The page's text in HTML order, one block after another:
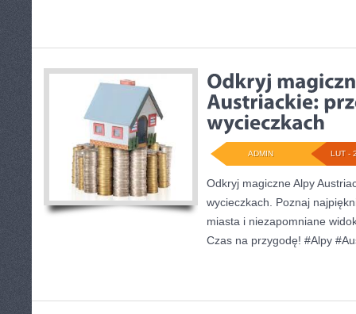
LUT -
ADMIN
Odkryj magiczne Alpy
wycieczkach. Poznaj
miasta i niezapomniane
Czas na przygodę! #Alpy